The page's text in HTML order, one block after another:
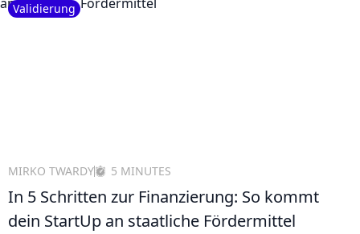
Validierung
MIRKO TWARDY 5 MINUTES
In 5 Schritten zur Finanzierung: So kommt
dein StartUp an staatliche Fördermittel